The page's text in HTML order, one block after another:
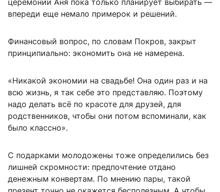
церемонии Аня пока только планирует выбирать —
впереди еще немало примерок и решений.
Финансовый вопрос, по словам Покров, закрыт
принципиально: экономить она не намерена.
«Никакой экономии на свадьбе! Она один раз и на
всю жизнь, я так себе это представляю. Поэтому
надо делать всё по красоте для друзей, для
родственников, чтобы они потом вспоминали, как
было классно».
С подарками молодожены тоже определились без
лишней скромности: предпочтение отдано
денежным конвертам. По мнению пары, такой